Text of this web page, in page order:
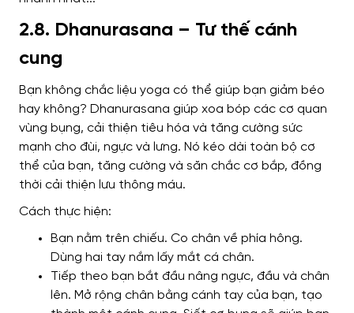
2.8. Dhanurasana – Tư thế cánh
cung
Bạn không chắc liệu yoga có thể giúp bạn giảm béo
hay không? Dhanurasana giúp xoa bóp các cơ quan
vùng bụng, cải thiện tiêu hóa và tăng cường sức
mạnh cho đùi, ngực và lưng. Nó kéo dài toàn bộ cơ
thể của bạn, tăng cường và săn chắc cơ bắp, đồng
thời cải thiện lưu thông máu.
Cách thực hiện:
Bạn nằm trên chiếu. Co chân về phía hông.
Dùng hai tay nắm lấy mắt cá chân.
Tiếp theo bạn bắt đầu nâng ngực, đầu và chân
lên. Mở rộng chân bằng cánh tay của bạn, tạo